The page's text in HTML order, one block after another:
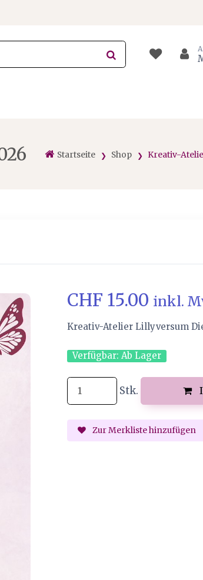
Startseite Shop Kreativ-
CHF 15.00 inkl.
Kreativ-Atelier Lillyversum
Verfügbar: Ab Lager
Stk.
Zur Merkliste hinzufügen